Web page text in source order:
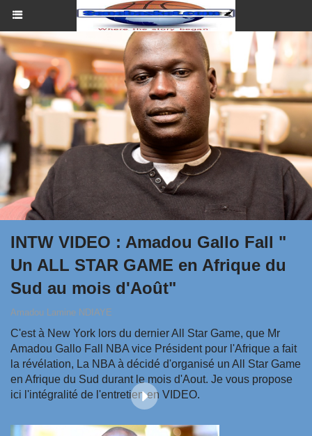
INTW VIDEO : Amadou Gallo Fall "
Un ALL STAR GAME en Afrique du
Sud au mois d'Août"
Amadou Lamine NDIAYE
C'est à New York lors du dernier All Star Game, que Mr
Amadou Gallo Fall NBA vice Président pour l'Afrique a fait
la révélation, La NBA à décidé d'organisé un All Star Game
en Afrique du Sud durant le mois d'Aout. Je vous propose
ici l'intégralité de l'entretien en VIDEO.